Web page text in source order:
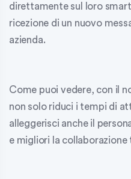
direttamente sul loro
ricezione di un nuovo
azienda.
Come puoi vedere, con il
non solo riduci i tempi di
alleggerisci anche il
e migliori la